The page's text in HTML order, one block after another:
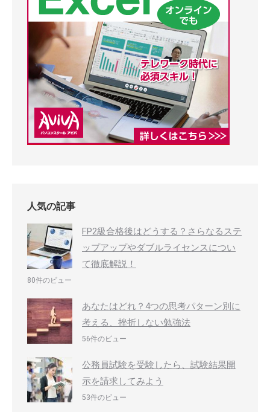
人気の記事
FP2級合格後はどうする？さらなるステ
ップアップやダブルライセンスについ
て徹底解説！
80件のビュー
あなたはどれ？4つの思考パターン別に
考える、挫折しない勉強法
56件のビュー
公務員試験を受験したら、試験結果開
示を請求してみよう
53件のビュー